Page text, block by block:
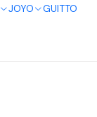
JOYO GUITTO